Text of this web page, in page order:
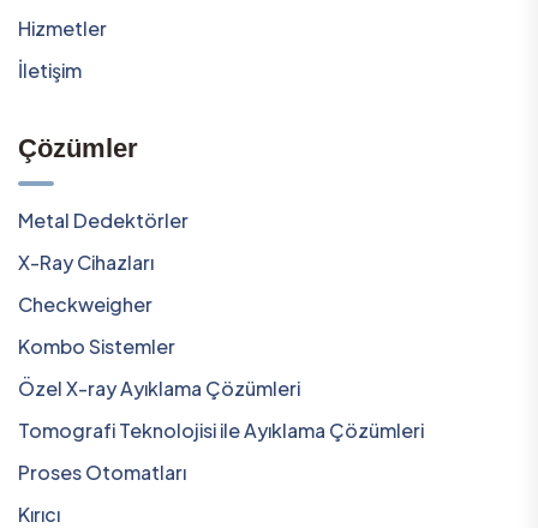
Hizmetler
İletişim
Çözümler
Metal Dedektörler
X-Ray Cihazları
Checkweigher
Kombo Sistemler
Özel X-ray Ayıklama Çözümleri
Tomografi Teknolojisi ile Ayıklama Çözümleri
Proses Otomatları
Kırıcı